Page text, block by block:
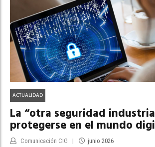
ACTUALIDAD
La “otra seguridad
protegerse en el mundo
Comunicación CIG junio 2026